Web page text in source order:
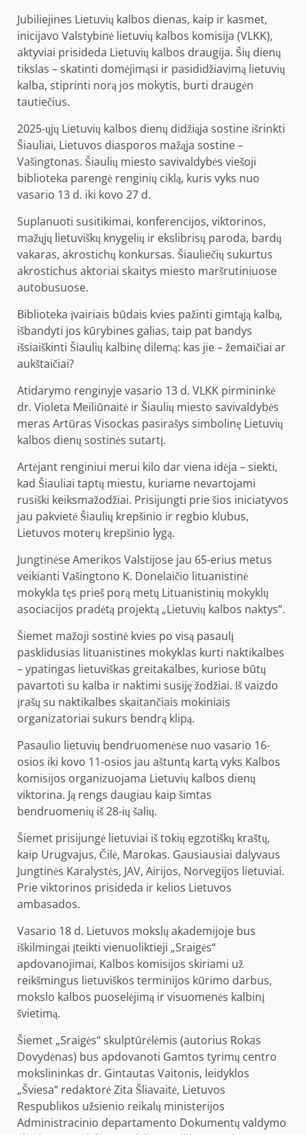
Jubiliejines Lietuvių kalbos dienas, kaip ir kasmet,
inicijavo Valstybinė lietuvių kalbos komisija (VLKK),
aktyviai prisideda Lietuvių kalbos draugija. Šių dienų
tikslas – skatinti domėjimąsi ir pasididžiavimą lietuvių
kalba, stiprinti norą jos mokytis, burti draugėn
tautiečius.
2025-ųjų Lietuvių kalbos dienų didžiąja sostine išrinkti
Šiauliai, Lietuvos diasporos mažąja sostine –
Vašingtonas. Šiaulių miesto savivaldybės viešoji
biblioteka parengė renginių ciklą, kuris vyks nuo
vasario 13 d. iki kovo 27 d.
Suplanuoti susitikimai, konferencijos, viktorinos,
mažųjų lietuviškų knygelių ir ekslibrisų paroda, bardų
vakaras, akrostichų konkursas. Šiauliečių sukurtus
akrostichus aktoriai skaitys miesto maršrutiniuose
autobusuose.
Biblioteka įvairiais būdais kvies pažinti gimtąją kalbą,
išbandyti jos kūrybines galias, taip pat bandys
išsiaiškinti Šiaulių kalbinę dilemą: kas jie – žemaičiai ar
aukštaičiai?
Atidarymo renginyje vasario 13 d. VLKK pirmininkė
dr. Violeta Meiliūnaitė ir Šiaulių miesto savivaldybės
meras Artūras Visockas pasirašys simbolinę Lietuvių
kalbos dienų sostinės sutartį.
Artėjant renginiui merui kilo dar viena idėja – siekti,
kad Šiauliai taptų miestu, kuriame nevartojami
rusiški keiksmažodžiai. Prisijungti prie šios iniciatyvos
jau pakvietė Šiaulių krepšinio ir regbio klubus,
Lietuvos moterų krepšinio lygą.
Jungtinėse Amerikos Valstijose jau 65-erius metus
veikianti Vašingtono K. Donelaičio lituanistinė
mokykla tęs prieš porą metų Lituanistinių mokyklų
asociacijos pradėtą projektą „Lietuvių kalbos naktys“.
Šiemet mažoji sostinė kvies po visą pasaulį
pasklidusias lituanistines mokyklas kurti naktikalbes
– ypatingas lietuviškas greitakalbes, kuriose būtų
pavartoti su kalba ir naktimi susiję žodžiai. Iš vaizdo
įrašų su naktikalbes skaitančiais mokiniais
organizatoriai sukurs bendrą klipą.
Pasaulio lietuvių bendruomenėse nuo vasario 16-
osios iki kovo 11-osios jau aštuntą kartą vyks Kalbos
komisijos organizuojama Lietuvių kalbos dienų
viktorina. Ją rengs daugiau kaip šimtas
bendruomenių iš 28-ių šalių.
Šiemet prisijungė lietuviai iš tokių egzotiškų kraštų,
kaip Urugvajus, Čilė, Marokas. Gausiausiai dalyvaus
Jungtinės Karalystės, JAV, Airijos, Norvegijos lietuviai.
Prie viktorinos prisideda ir kelios Lietuvos
ambasados.
Vasario 18 d. Lietuvos mokslų akademijoje bus
iškilmingai įteikti vienuoliktieji „Sraigės“
apdovanojimai, Kalbos komisijos skiriami už
reikšmingus lietuviškos terminijos kūrimo darbus,
mokslo kalbos puoselėjimą ir visuomenės kalbinį
švietimą.
Šiemet „Sraigės“ skulptūrėlėmis (autorius Rokas
Dovydėnas) bus apdovanoti Gamtos tyrimų centro
mokslininkas dr. Gintautas Vaitonis, leidyklos
„Šviesa“ redaktorė Zita Šliavaitė, Lietuvos
Respublikos užsienio reikalų ministerijos
Administracinio departamento Dokumentų valdymo